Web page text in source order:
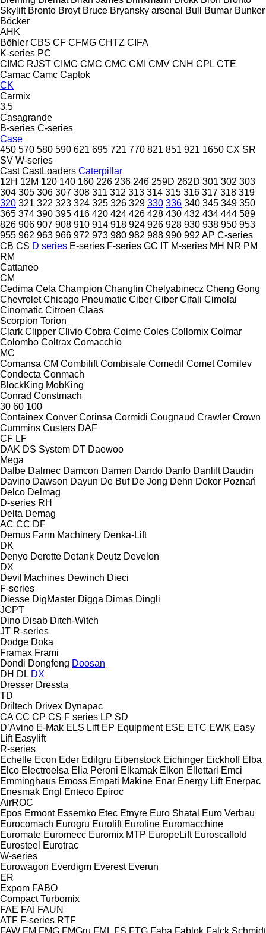
Skylift Bronto Broyt Bruce Bryansky arsenal Bull Bumar Bunker
Böcker
AHK
Böhler CBS CF CFMG CHTZ CIFA
K-series PC
CIMC RJST CIMC CMC CMC CMI CMV CNH CPL CTE
Camac Camc Captok
CK
Carmix
3.5
Casagrande
B-series C-series
Case
450 570 580 590 621 695 721 770 821 851 921 1650 CX SR
SV W-series
Cast CastLoaders Caterpillar
12H 12M 120 140 160 226 236 246 259D 262D 301 302 303
304 305 306 307 308 311 312 313 314 315 316 317 318 319
320 321 322 323 324 325 326 329 330 336 340 345 349 350
365 374 390 395 416 420 424 426 428 430 432 434 444 589
826 906 907 908 910 914 918 924 926 928 930 938 950 953
955 962 963 966 972 973 980 982 988 990 992 AP C-series
CB CS D series E-series F-series GC IT M-series MH NR PM
RM
Cattaneo
CM
Cedima Cela Champion Changlin Chelyabinecz Cheng Gong
Chevrolet Chicago Pneumatic Ciber Ciber Cifali Cimolai
Cinomatic Citroen Claas
Scorpion Torion
Clark Clipper Clivio Cobra Coime Coles Collomix Colmar
Colombo Coltrax Comacchio
MC
Comansa CM Combilift Combisafe Comedil Comet Comilev
Condecta Conmach
BlockKing MobKing
Conrad Constmach
30 60 100
Containex Conver Corinsa Cormidi Cougnaud Crawler Crown
Cummins Custers DAF
CF LF
DAK DS System DT Daewoo
Mega
Dalbe Dalmec Damcon Damen Dando Danfo Danlift Daudin
Davino Dawson Dayun De Buf De Jong Dehn Dekor Poznań
Delco Delmag
D-series RH
Delta Demag
AC CC DF
Demus Farm Machinery Denka-Lift
DK
Denyo Derette Detank Deutz Develon
DX
Devil'Machines Dewinch Dieci
F-series
Diesse DigMaster Digga Dimas Dingli
JCPT
Dino Disab Ditch-Witch
JT R-series
Dodge Doka
Framax Frami
Dondi Dongfeng Doosan
DH DL DX
Dresser Dressta
TD
Driltech Drivex Dynapac
CA CC CP CS F series LP SD
D’Avino E-Mak ELS Lift EP Equipment ESE ETC EWK Easy
Lift Easylift
R-series
Echelle Econ Eder Edilgru Eibenstock Eichinger Eickhoff Elba
Elco Electroelsa Elia Peroni Elkamak Elkon Ellettari Emci
Emminghaus Emoss Empati Makine Enar Energy Lift Enerpac
Enesmak Engl Enteco Epiroc
AirROC
Epos Ermont Essemko Etec Etnyre Euro Shatal
Euro Verbau
Eurocomach Eurogru Eurolift Euroline Euromacchine
Euromate Euromecc Euromix MTP EuropeLift Euroscaffold
Eurosteel Eurotrac
W-series
Eurowagon Everdigm Everest Everun
ER
Expom FABO
Compact Turbomix
FAE FAI FAUN
ATF F-series RTF
FAW FM FMG FMGru FML FS FTG Faba Fablok Falck Schmidt